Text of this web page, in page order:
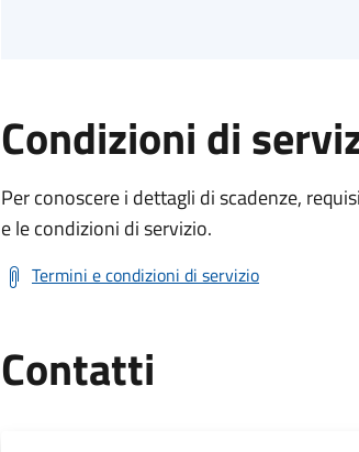
Condizioni di
Per conoscere i dettagli di scadenze,
e le condizioni di servizio.
Termini e condizioni di servizio
Contatti